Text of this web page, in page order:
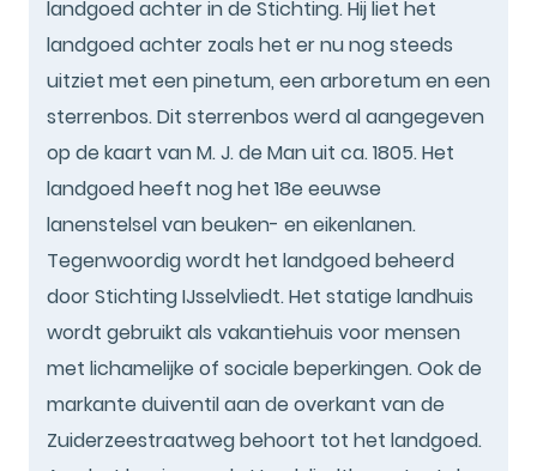
landgoed achter in de Stichting. Hij liet het
landgoed achter zoals het er nu nog steeds
uitziet met een pinetum, een arboretum en een
sterrenbos. Dit sterrenbos werd al aangegeven
op de kaart van M. J. de Man uit ca. 1805. Het
landgoed heeft nog het 18e eeuwse
lanenstelsel van beuken- en eikenlanen.
Tegenwoordig wordt het landgoed beheerd
door Stichting IJsselvliedt. Het statige landhuis
wordt gebruikt als vakantiehuis voor mensen
met lichamelijke of sociale beperkingen. Ook de
markante duiventil aan de overkant van de
Zuiderzeestraatweg behoort tot het landgoed.